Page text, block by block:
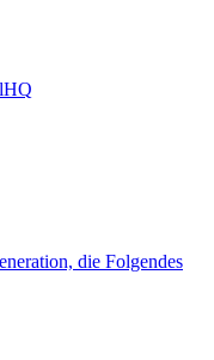
die Folgendes